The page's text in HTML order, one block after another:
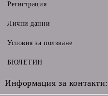
Регистрация
Лични данни
Условия за ползване
БЮЛЕТИН
Информация за контакти: